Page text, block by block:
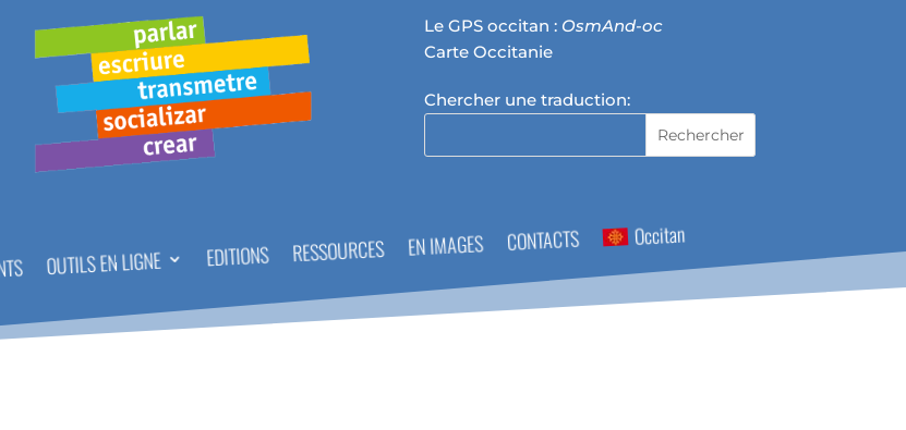
Le GPS occitan : OsmAnd-oc
Carte Occitanie
Chercher une traduction:
OUTILS EN LIGNE EDITIONS RESSOURCES EN IMAGES CONTACTS Occitan